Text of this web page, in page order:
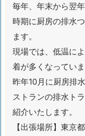
約
対
応
1.
4.
東
田
区
毎年、年末から翌
時期に厨房の排水
ます。
現場では、低温に
着が多くなっていま
昨年10月に厨房排
ストランの排水ト
紹介いたします。
【出張場所】東